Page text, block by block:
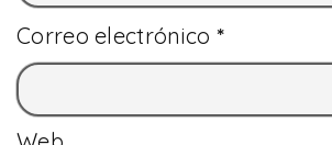
Correo electrónico *